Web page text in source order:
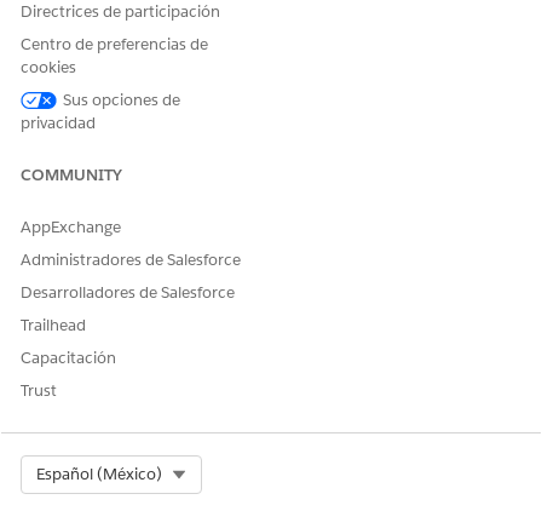
Directrices de participación
Centro de preferencias de
cookies
Sus opciones de
privacidad
COMMUNITY
AppExchange
Administradores de Salesforce
Desarrolladores de Salesforce
Trailhead
Capacitación
Trust
Español (México)